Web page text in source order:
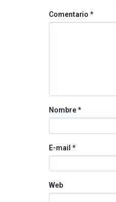
Comentario*
Nombre*
E-mail *
Web